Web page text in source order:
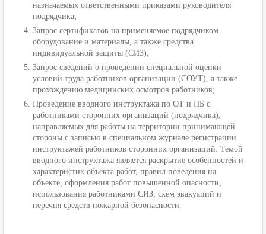
назначаемых ответственными приказами руководителя
подрядчика;
Запрос сертификатов на применяемое подрядчиком
оборудование и материалы, а также средства
индивидуальной защиты (СИЗ);
Запрос сведений о проведении специальной оценки
условий труда работников организации (СОУТ), а также
прохождению медицинских осмотров работников;
Проведение вводного инструктажа по ОТ и ПБ с
работниками сторонних организаций (подрядчика),
направляемых для работы на территории принимающей
стороны с записью в специальном журнале регистрации
инструктажей работников сторонних организаций. Темой
вводного инструктажа является раскрытие особенностей и
характеристик объекта работ, правил поведения на
объекте, оформления работ повышенной опасности,
использования работниками СИЗ, схем эвакуаций и
перечня средств пожарной безопасности.